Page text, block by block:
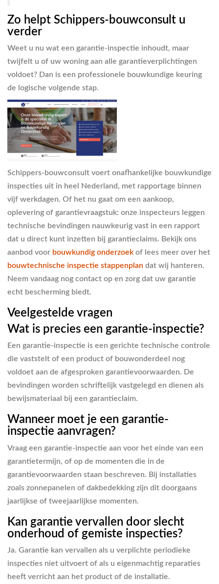
Zo helpt Schippers-bouwconsult u
verder
Weet u nu wat een garantie-inspectie inhoudt, maar
twijfelt u of uw woning aan alle garantieverplichtingen
voldoet? Dan is een professionele bouwkundige keuring
de logische volgende stap.
Schippers-bouwconsult voert onafhankelijke bouwkundige
inspecties uit in heel Nederland, met rapportage binnen
vijf werkdagen. Of het nu gaat om een aankoop,
oplevering of garantievraagstuk: onze inspecteurs leggen
technische bevindingen nauwkeurig vast in een rapport
dat u direct kunt inzetten bij garantieclaims. Bekijk ons
aanbod voor bouwkundig onderzoek of lees meer over het
bouwtechnische inspectie stappenplan dat wij hanteren.
Neem vandaag nog contact op en zorg dat uw garantie
echt bescherming biedt.
Veelgestelde vragen
Wat is precies een garantie-inspectie?
Een garantie-inspectie is een gerichte technische controle
die vaststelt of een product of bouwonderdeel nog
voldoet aan de afgesproken garantievoorwaarden. De
bevindingen worden schriftelijk vastgelegd en dienen als
bewijsmateriaal bij een garantieclaim.
Wanneer moet je een garantie-
inspectie aanvragen?
Vraag een garantie-inspectie aan voor het einde van een
garantietermijn, of op de momenten die in de
garantievoorwaarden staan beschreven. Bij installaties
zoals zonnepanelen of dakbedekking zijn dit doorgaans
jaarlijkse of tweejaarlijkse momenten.
Kan garantie vervallen door slecht
onderhoud of gemiste inspecties?
Ja. Garantie kan vervallen als u verplichte periodieke
inspecties niet uitvoert of als u eigenmachtig reparaties
heeft verricht aan het product of de installatie.